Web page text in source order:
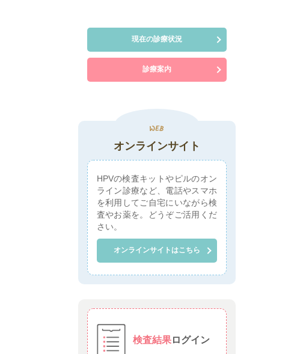
現在の診療状況
診療案内
オンラインサイト
HPVの検査キットやピルのオン
ライン診療など、電話やスマホ
を利用してご自宅にいながら検
査やお薬を。どうぞご活用くだ
さい。
オンラインサイトはこちら
検査結果ログイン